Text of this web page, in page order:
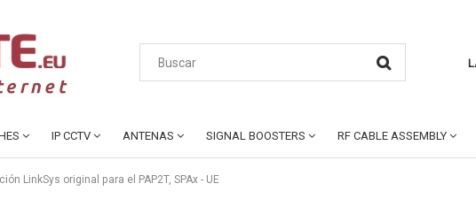
IP CCTV ANTENAS SIGNAL BOOSTERS RF CABLE ASSEMBLY
LinkSys original para el PAP2T, SPAx - UE